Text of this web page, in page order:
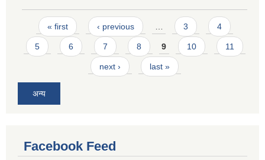
Pages
« first ‹ previous 3 4
5 6 7 8 9 10 11
next › last »
अन्य
Facebook Feed